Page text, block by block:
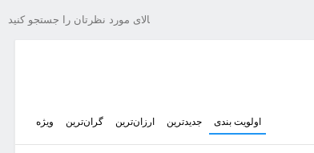
اولویت بندی
جدیدترین ارزان‌ترین گران‌ترین ویژه